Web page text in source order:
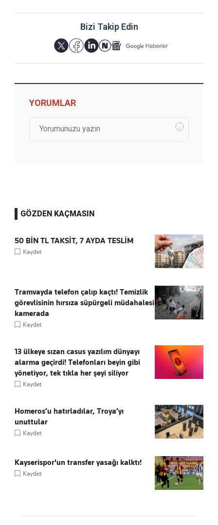
Bizi Takip Edin
YORUMLAR
GÖZDEN KAÇMASIN
50 BİN TL TAKSİT, 7 AYDA TESLİM
Kaydet
Tramvayda telefon çalıp kaçtı! Temizlik
görevlisinin hırsıza süpürgeli müdahalesi
kamerada
Kaydet
13 ülkeye sızan casus yazılım dünyayı
alarma geçirdi! Telefonları beyin gibi
yönetiyor, tek tıkla her şeyi siliyor
Kaydet
Homeros’u hatırladılar, Troya’yı
unuttular
Kaydet
Kayserispor'un transfer yasağı kalktı!
Kaydet